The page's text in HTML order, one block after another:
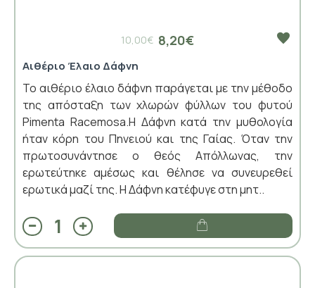
8,20€
10,00€
Αιθέριο Έλαιο Δάφνη
Το αιθέριο έλαιο δάφνη παράγεται με την μέθοδο
της απόσταξη των χλωρών φύλλων του φυτού
Pimenta Racemosa.Η Δάφνη κατά την μυθολογία
ήταν κόρη του Πηνειού και της Γαίας. Όταν την
πρωτοσυνάντησε ο θεός Απόλλωνας, την
ερωτεύτηκε αμέσως και θέλησε να συνευρεθεί
ερωτικά μαζί της. Η Δάφνη κατέφυγε στη μητ..